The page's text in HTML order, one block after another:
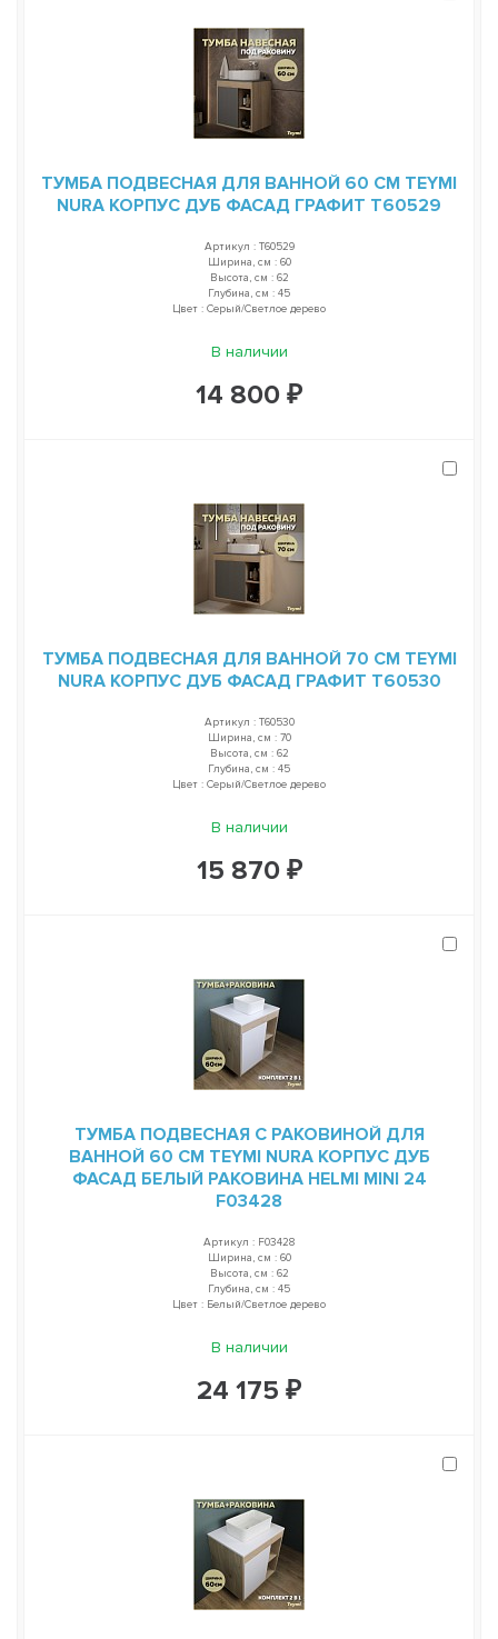
ТУМБА ПОДВЕСНАЯ ДЛЯ ВАННОЙ 60 СМ TEYMI
NURA КОРПУС ДУБ ФАСАД ГРАФИТ T60529
Артикул : T60529
Ширина, см : 60
Высота, см : 62
Глубина, см : 45
Цвет : Серый/Светлое дерево
В наличии
14 800 ₽
ТУМБА ПОДВЕСНАЯ ДЛЯ ВАННОЙ 70 СМ TEYMI
NURA КОРПУС ДУБ ФАСАД ГРАФИТ T60530
Артикул : T60530
Ширина, см : 70
Высота, см : 62
Глубина, см : 45
Цвет : Серый/Светлое дерево
В наличии
15 870 ₽
ТУМБА ПОДВЕСНАЯ С РАКОВИНОЙ ДЛЯ
ВАННОЙ 60 СМ TEYMI NURA КОРПУС ДУБ
ФАСАД БЕЛЫЙ РАКОВИНА HELMI MINI 24
F03428
Артикул : F03428
Ширина, см : 60
Высота, см : 62
Глубина, см : 45
Цвет : Белый/Светлое дерево
В наличии
24 175 ₽